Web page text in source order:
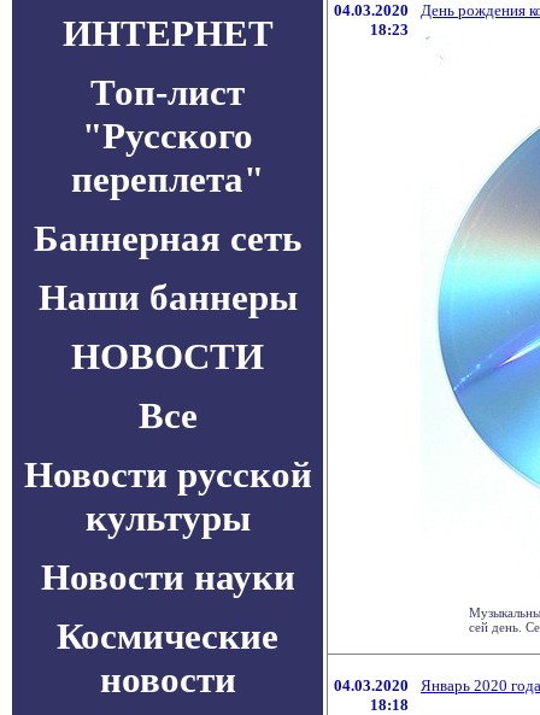
ИНТЕРНЕТ
Топ-лист
"Русского
переплета"
Баннерная сеть
Наши баннеры
НОВОСТИ
Все
Новости русской
культуры
Новости науки
Космические
новости
04.03.2020
18:23
День рождения
сей день.
04.03.2020
18:18
Январь 2020